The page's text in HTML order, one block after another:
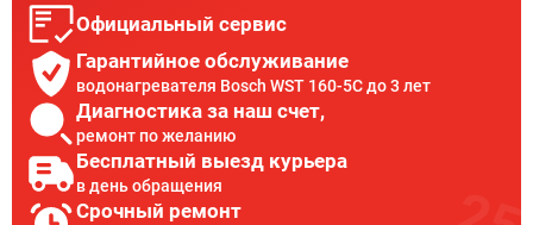
Официальный сервис
Гарантийное обслуживание
водонагревателя Bosch WST 160-5C до 3 лет
Диагностика за наш счет,
ремонт по желанию
Бесплатный выезд курьера
в день обращения
Срочный ремонт